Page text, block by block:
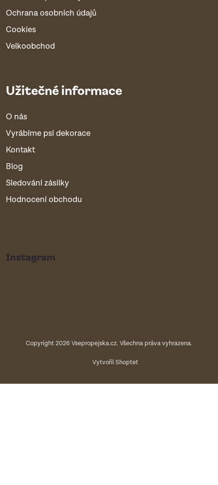
Ochrana osobních údajů
Cookies
Velkoobchod
Užitečné informace
O nás
Vyrábíme psí dekorace
Kontakt
Blog
Sledování zásilky
Hodnocení obchodu
Instagram
Vytvořil Shoptet
Copyright 2026 Vsepropejska.cz. Všechna práva vyhrazena.